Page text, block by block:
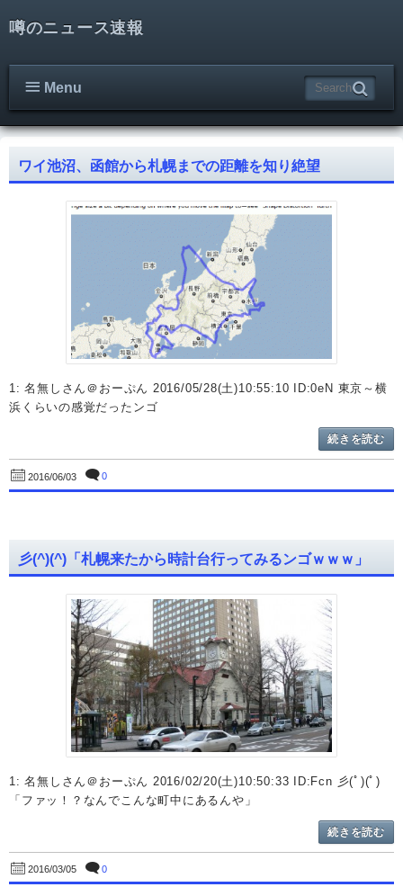
噂のニュース速報
Menu
ワイ池沼、函館から札幌までの距離を知り絶望
1: 名無しさん＠おーぷん 2016/05/28(土)10:55:10 ID:0eN 東京～横
浜くらいの感覚だったンゴ
続きを読む
2016/06/03 0
彡(^)(^)「札幌来たから時計台行ってみるンゴｗｗｗ」
1: 名無しさん＠おーぷん 2016/02/20(土)10:50:33 ID:Fcn 彡(ﾟ)(ﾟ)
「ファッ！？なんでこんな町中にあるんや」
続きを読む
2016/03/05 0